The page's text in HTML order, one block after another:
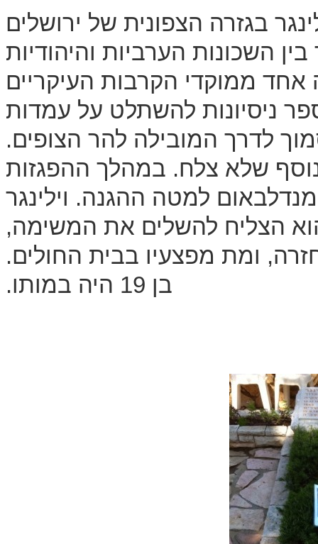
בגזרה הצפונית של ירושלים
השכונות הערביות והיהודיות
ממוקדי הקרבות העיקריים
ניסיונות להשתלט על עמדות
לדרך המובילה להר הצופים.
נוסף שלא צלח. במהלך ההפגזות
למטה ההגנה. וילינגר
הצליח להשלים את המשימה,
ומת מפצעיו בבית החולים.
בן 19 היה במותו.